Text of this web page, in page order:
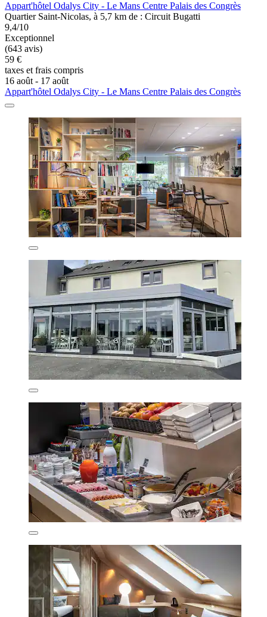
Appart'hôtel Odalys City - Le Mans Centre Palais des Congrès
Quartier Saint-Nicolas, à 5,7 km de : Circuit Bugatti
9,4/10
Exceptionnel
(643 avis)
59 €
taxes et frais compris
16 août - 17 août
Appart'hôtel Odalys City - Le Mans Centre Palais des Congrès